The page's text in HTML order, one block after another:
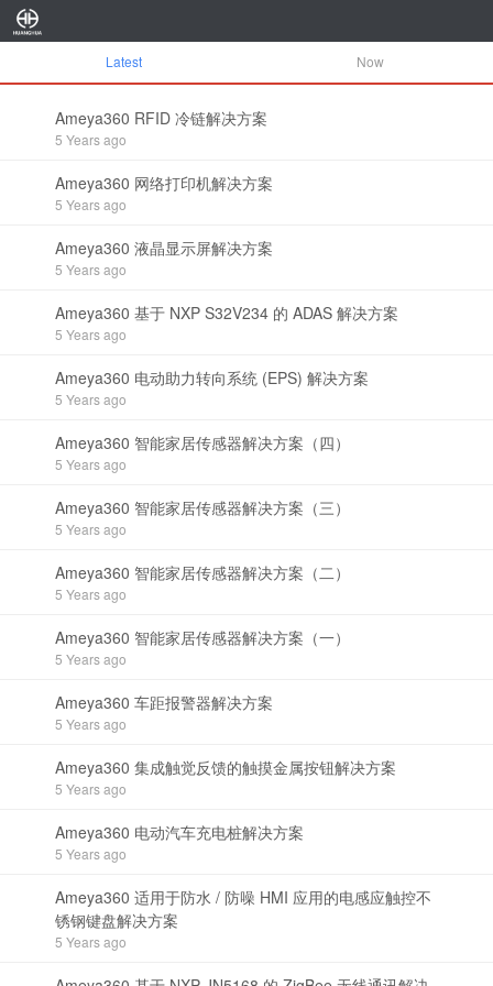
Latest Now
Ameya360 RFID 冷链解决方案
5 Years ago
Ameya360 网络打印机解决方案
5 Years ago
Ameya360 液晶显示屏解决方案
5 Years ago
Ameya360 基于 NXP S32V234 的 ADAS 解决方案
5 Years ago
Ameya360 电动助力转向系统 (EPS) 解决方案
5 Years ago
Ameya360 智能家居传感器解决方案（四）
5 Years ago
Ameya360 智能家居传感器解决方案（三）
5 Years ago
Ameya360 智能家居传感器解决方案（二）
5 Years ago
Ameya360 智能家居传感器解决方案（一）
5 Years ago
Ameya360 车距报警器解决方案
5 Years ago
Ameya360 集成触觉反馈的触摸金属按钮解决方案
5 Years ago
Ameya360 电动汽车充电桩解决方案
5 Years ago
Ameya360 适用于防水 / 防噪 HMI 应用的电感应触控不
锈钢键盘解决方案
5 Years ago